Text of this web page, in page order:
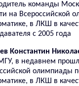
команды
на Всероссийской
в ЛКШ в
с 2005 года
Константин
в недавнем
олимпиады
в ЛКШ в